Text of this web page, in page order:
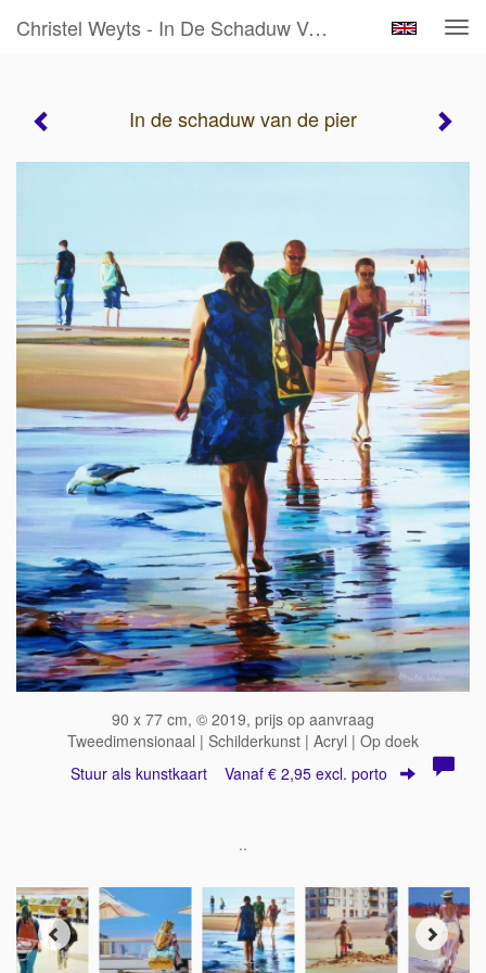
Christel Weyts - In De Schaduw Van De Pier
In de schaduw van de pier
90 x 77 cm, © 2019, prijs op aanvraag
Tweedimensionaal | Schilderkunst | Acryl | Op doek
Stuur als kunstkaart Vanaf € 2,95 excl. porto
..